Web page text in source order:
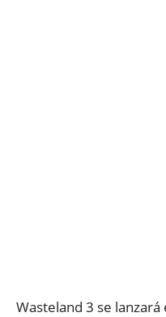
Wasteland 3 se lanzará